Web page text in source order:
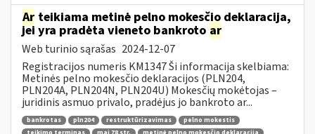
Ar teikiama metinė pelno mokesčio deklaracija,
jei yra pradėta vieneto bankroto ar
Web turinio sąrašas 2024-12-07
Registracijos numeris KM1347 Ši informacija skelbiama:
Metinės pelno mokesčio deklaracijos (PLN204,
PLN204A, PLN204N, PLN204U) Mokesčių mokėtojas –
juridinis asmuo privalo, pradėjus jo bankroto ar...
bankrotas pln204 restruktūrizavimas
pelno mokestis